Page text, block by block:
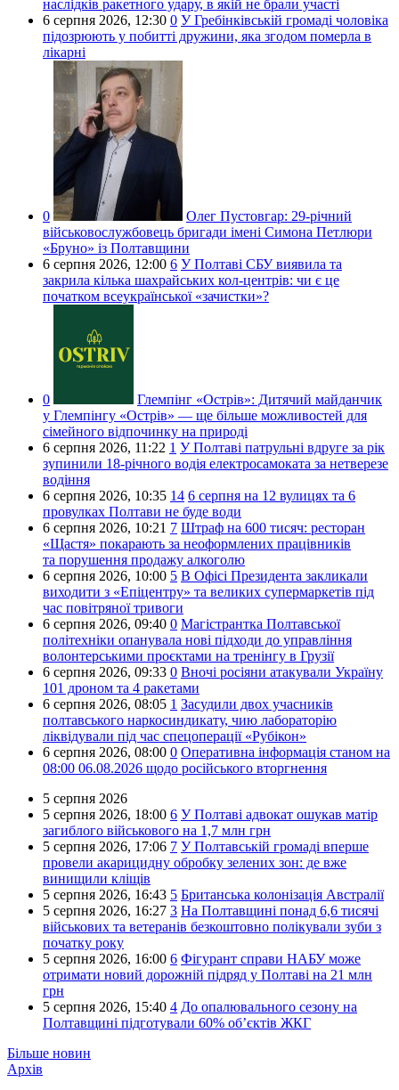
наслідків ракетного удару, в якій не брали участі
6 серпня 2026, 12:30 0 У Гребінківській громаді чоловіка
підозрюють у побитті дружини, яка згодом померла в
лікарні
0 Олег Пустовгар: 29-річний
військовослужбовець бригади імені Симона Петлюри
«Бруно» із Полтавщини
6 серпня 2026, 12:00 6 У Полтаві СБУ виявила та
закрила кілька шахрайських кол-центрів: чи є це
початком всеукраїнської «зачистки»?
0 Глемпінг «Острів»: Дитячий майданчик
у Глемпінгу «Острів» — ще більше можливостей для
сімейного відпочинку на природі
6 серпня 2026, 11:22 1 У Полтаві патрульні вдруге за рік
зупинили 18-річного водія електросамоката за нетверезе
водіння
6 серпня 2026, 10:35 14 6 серпня на 12 вулицях та 6
провулках Полтави не буде води
6 серпня 2026, 10:21 7 Штраф на 600 тисяч: ресторан
«Щастя» покарають за неоформлених працівників
та порушення продажу алкоголю
6 серпня 2026, 10:00 5 В Офісі Президента закликали
виходити з «Епіцентру» та великих супермаркетів під
час повітряної тривоги
6 серпня 2026, 09:40 0 Магістрантка Полтавської
політехніки опанувала нові підходи до управління
волонтерськими проєктами на тренінгу в Грузії
6 серпня 2026, 09:33 0 Вночі росіяни атакували Україну
101 дроном та 4 ракетами
6 серпня 2026, 08:05 1 Засудили двох учасників
полтавського наркосиндикату, чию лабораторію
ліквідували під час спецоперації «Рубікон»
6 серпня 2026, 08:00 0 Оперативна інформація станом на
08:00 06.08.2026 щодо російського вторгнення
5 серпня 2026
5 серпня 2026, 18:00 6 У Полтаві адвокат ошукав матір
загиблого військового на 1,7 млн грн
5 серпня 2026, 17:06 7 У Полтавській громаді вперше
провели акарицидну обробку зелених зон: де вже
винищили кліщів
5 серпня 2026, 16:43 5 Британська колонізація Австралії
5 серпня 2026, 16:27 3 На Полтавщині понад 6,6 тисячі
військових та ветеранів безкоштовно полікували зуби з
початку року
5 серпня 2026, 16:00 6 Фігурант справи НАБУ може
отримати новий дорожній підряд у Полтаві на 21 млн
грн
5 серпня 2026, 15:40 4 До опалювального сезону на
Полтавщині підготували 60% об’єктів ЖКГ
Більше новин
Архів